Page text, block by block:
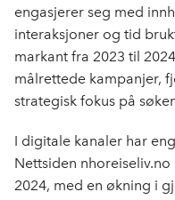
engasjerer seg med
interaksjoner og tid
markant fra 2023 til
målrettede kampanjer,
strategisk fokus på
I digitale kanaler har
Nettsiden
2024, med en økning i